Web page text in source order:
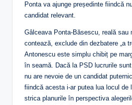
Ponta va ajunge președinte fiindcă
candidat relevant.
Gâlceava Ponta-Băsescu, reală sau
contează, exclude din dezbatere „a
Antonescu este simplu chibiț pe
în seamă. Dacă la PSD lucrurile
nu are nevoie de un candidat
fiindcă acesta i-ar putea lua locul de
strica planurile în perspectiva